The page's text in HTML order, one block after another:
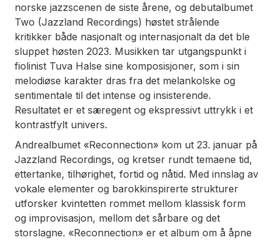
norske jazzscenen de siste årene, og debutalbumet
Two (Jazzland Recordings) høstet strålende
kritikker både nasjonalt og internasjonalt da det ble
sluppet høsten 2023. Musikken tar utgangspunkt i
fiolinist Tuva Halse sine komposisjoner, som i sin
melodiøse karakter dras fra det melankolske og
sentimentale til det intense og insisterende.
Resultatet er et særegent og ekspressivt uttrykk i et
kontrastfylt univers.
Andrealbumet «Reconnection» kom ut 23. januar på
Jazzland Recordings, og kretser rundt temaene tid,
ettertanke, tilhørighet, fortid og nåtid. Med innslag av
vokale elementer og barokkinspirerte strukturer
utforsker kvintetten rommet mellom klassisk form
og improvisasjon, mellom det sårbare og det
storslagne. «Reconnection» er et album om å åpne